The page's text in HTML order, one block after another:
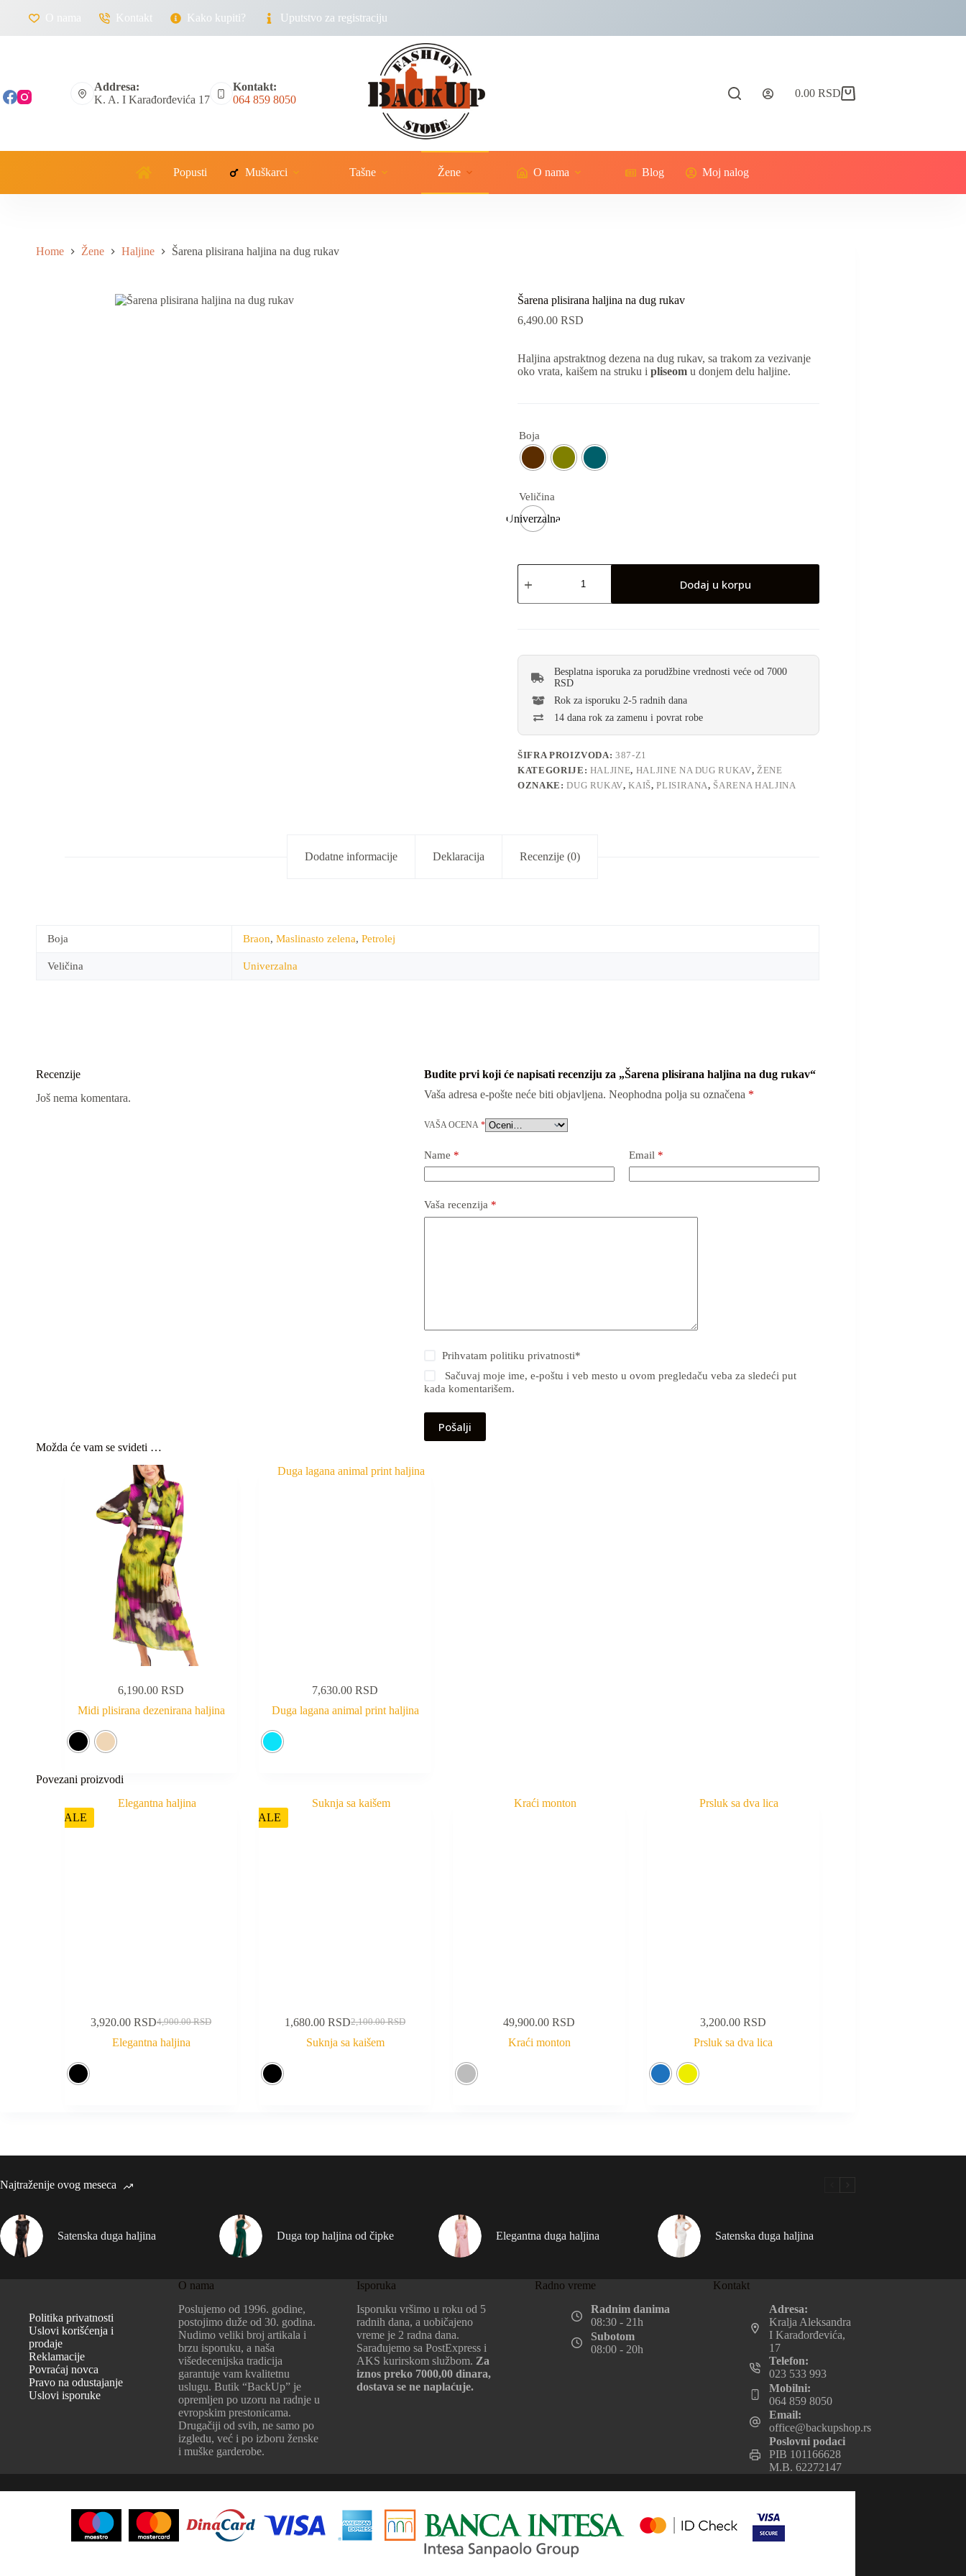
O nama Kontakt Kako kupiti? Uputstvo za registraciju
Addresa:
K. A. I Karađorđevića 17
Kontakt:
064 859 8050
0.00 RSD
Popusti Muškarci Tašne Žene O nama Blog Moj nalog
Home Žene Haljine Šarena plisirana haljina na dug rukav
Šarena plisirana haljina na dug rukav
6,490.00 RSD
Haljina apstraktnog dezena na dug rukav, sa trakom za vezivanje
oko vrata, kaišem na struku i pliseom u donjem delu haljine.
Boja
Veličina
Univerzalna
Dodaj u korpu
Besplatna isporuka za porudžbine vrednosti veće od 7000
RSD
Rok za isporuku 2-5 radnih dana
14 dana rok za zamenu i povrat robe
ŠIFRA PROIZVODA:387-Z1
KATEGORIJE: HALJINE, HALJINE NA DUG RUKAV, ŽENE
OZNAKE:DUG RUKAV,KAIŠ,PLISIRANA, ŠARENA HALJINA
Dodatne informacije Deklaracija Recenzije (0)
Boja Braon, Maslinasto zelena, Petrolej
Veličina Univerzalna
Recenzije
Još nema komentara.
Budite prvi koji će napisati recenziju za „Šarena plisirana haljina na dug rukav“
Vaša adresa e-pošte neće biti objavljena. Neophodna polja su označena *
VAŠA OCENA *
Name * Email *
Vaša recenzija *
Prihvatampolitiku privatnosti*
Sačuvaj moje ime, e-poštu i veb mesto u ovom pregledaču veba za sledeći put
kada komentarišem.
Pošalji
Možda će vam se svideti …
6,190.00 RSD
Midi plisirana dezenirana haljina
7,630.00 RSD
Duga lagana animal print haljina
Povezani proizvodi
SALE
4,900.00RSD
3,920.00 RSD
Elegantna haljina
SALE
2,100.00RSD
1,680.00 RSD
Suknja sa kaišem
49,900.00 RSD
Kraći monton
3,200.00 RSD
Prsluk sa dva lica
Najtraženije ovog meseca
Satenska duga haljina Duga top haljina od čipke Elegantna duga haljina Satenska duga haljina
Politika privatnosti
Uslovi korišćenja i
prodaje
Reklamacije
Povraćaj novca
Pravo na odustajanje
Uslovi isporuke
O nama
Poslujemo od 1996. godine,
postojimo duže od 30. godina.
Nudimo veliki broj artikala i
brzu isporuku, a naša
višedecenijska tradicija
garantuje vam kvalitetnu
uslugu. Butik “BackUp” je
opremljen po uzoru na radnje u
evropskim prestonicama.
Drugačiji od svih, ne samo po
izgledu, već i po izboru ženske
i muške garderobe.
Isporuka
Isporuku vršimo u roku od 5
radnih dana, a uobičajeno
vreme je 2 radna dana.
Sarađujemo sa PostExpress i
AKS kurirskom službom. Za
iznos preko 7000,00 dinara,
dostava se ne naplaćuje.
Radno vreme
Radnim danima
08:30 - 21h
Subotom
08:00 - 20h
Kontakt
Adresa:
Kralja Aleksandra
I Karađorđevića,
17
Telefon:
023 533 993
Mobilni:
064 859 8050
Email:
office@backupshop.rs
Poslovni podaci
PIB 101166628
M.B. 62272147